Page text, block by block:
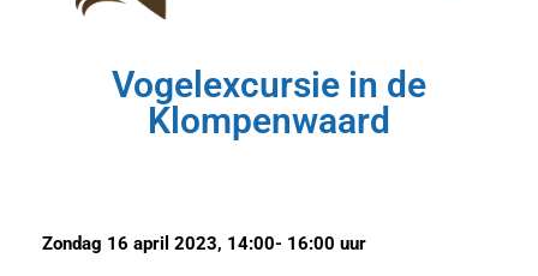
Vogelexcursie in de
Klompenwaard
Zondag 16 april 2023, 14:00- 16:00 uur